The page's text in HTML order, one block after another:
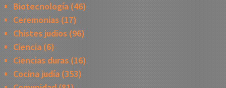
Biotecnología(46)
Ceremonias (17)
Chistes judios (96)
Ciencia(6)
Ciencias duras (16)
Cocina judía(353)